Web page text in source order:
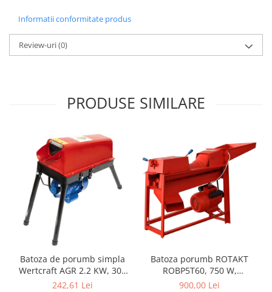
Zdrobitoare manuale
Masini de cusut si accesorii
Articole antidaunatori gradina
Suflante si aspiratoare exterior
Unelte manuale de gradina -
Stropitori
Folie si plase pt plante
Masini de maturat manuale
Masini batut stalpi
Pentru Casa si Camping
Aragaze, plite, piese butelii de
voiaj
Accesorii aragaze & butelii
Informatii conformitate produs
Review-uri(0)
PRODUSE SIMILARE
Batoza de porumb simpla
Wertcraft AGR 2.2 KW, 300
kg/h
242,61 Lei
Batoza porumb ROTAKT
ROBP5T60, 750 W,
Productivitate de 1000
900,00 Lei